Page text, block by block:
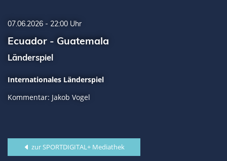
07.06.2026 - 22:00 Uhr
Ecuador - Guatemala
Länderspiel
Internationales Länderspiel
Kommentar: Jakob Vogel
zur SPORTDIGITAL+ Mediathek